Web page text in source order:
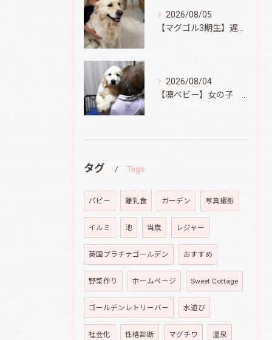
2026/08/05
2026/08/04
タグ Tags
パピ－ 離乳食 ガーデン 写真撮影
イルミ 池 当歳 レジャー
英国プラチナゴールデン おすすめ
野菜作り ホームページ Sweet Cottage
ゴールデンレトリーバー 水遊び
社会化 性格診断 マグチワ 温泉